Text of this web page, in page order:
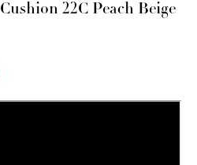
22C Peach Beige